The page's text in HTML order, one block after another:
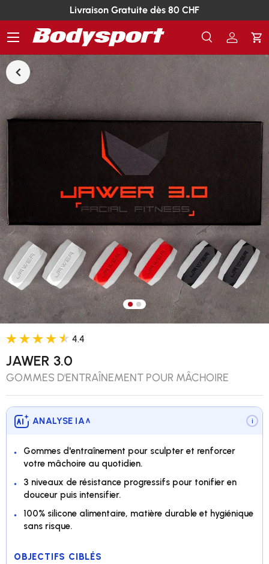
Livraison Gratuite dès 80 CHF
Recherche
Rechercher
Recherche
Se
Menu
Charger l’image 1 dans la
Charger l’image 2 dans la
4.4
JAWER 3.0
GOMMES D'ENTRAÎNEMENT POUR MÂCHOIRE
ANALYSE IA ∨ i
Gommes d'entraînement pour sculpter et renforcer
votre mâchoire au quotidien.
3 niveaux de résistance progressifs pour tonifier en
douceur puis intensifier.
100% silicone alimentaire, matière durable et hygiénique
sans risque.
OBJECTIFS CIBLÉS